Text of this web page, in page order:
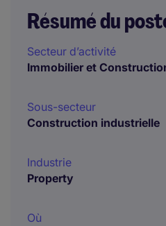
Résumé du
Secteur d’activité
Immobilier et
Sous-secteur
Construction industrielle
Industrie
Property
Où